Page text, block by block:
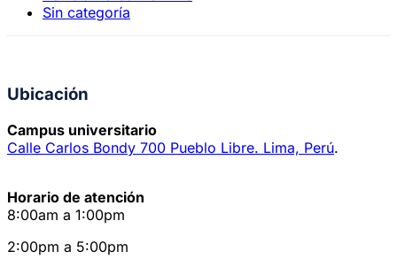
Sin categoría
Ubicación
Campus universitario
Calle Carlos Bondy 700 Pueblo Libre. Lima, Perú.
Horario de atención
8:00am a 1:00pm
2:00pm a 5:00pm